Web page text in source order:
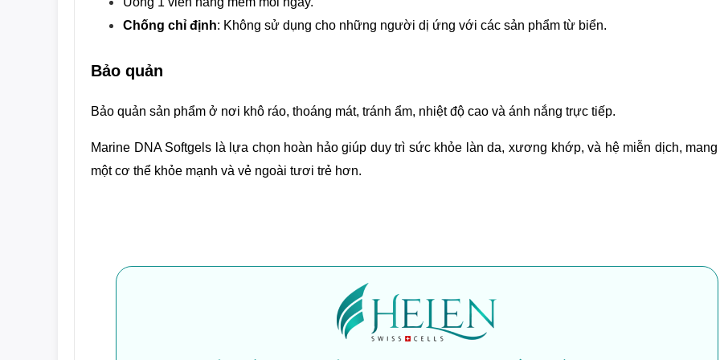
Chống chỉ định: Không sử dụng cho những người dị ứng với các sản phẩm từ biển.
Bảo quản
Bảo quản sản phẩm ở nơi khô ráo, thoáng mát, tránh ẩm, nhiệt độ cao và ánh nắng trực tiếp.
Marine DNA Softgels là lựa chọn hoàn hảo giúp duy trì sức khỏe làn da, xương khớp, và hệ miễn dịch,
một cơ thể khỏe mạnh và vẻ ngoài tươi trẻ hơn.